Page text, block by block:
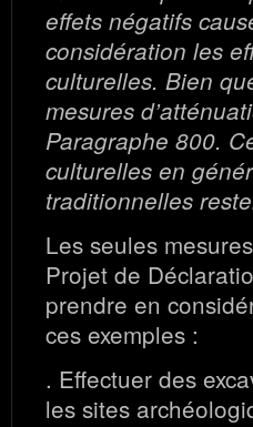
effets négatifs
considération les
culturelles. Bien
mesures
Paragraphe 800.
culturelles en
traditionnelles
Les seules
Projet de
prendre en
ces exemples :
. Effectuer des
les sites